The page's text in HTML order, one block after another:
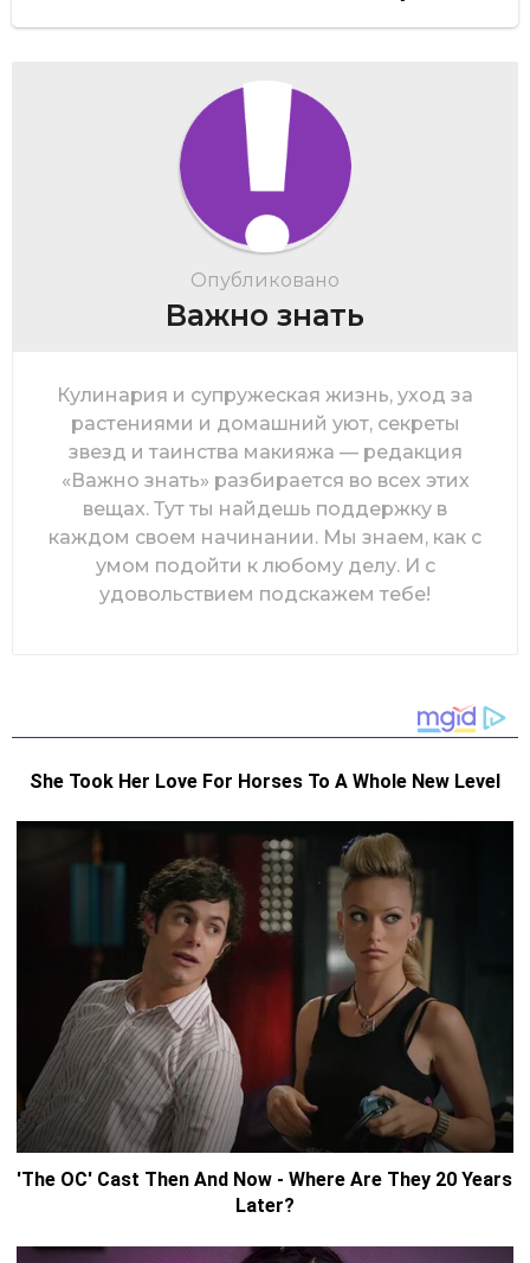
Опубликовано
Важно знать
Кулинария и супружеская жизнь, уход за
растениями и домашний уют, секреты
звезд и таинства макияжа — редакция
«Важно знать» разбирается во всех этих
вещах. Тут ты найдешь поддержку в
каждом своем начинании. Мы знаем, как с
умом подойти к любому делу. И с
удовольствием подскажем тебе!